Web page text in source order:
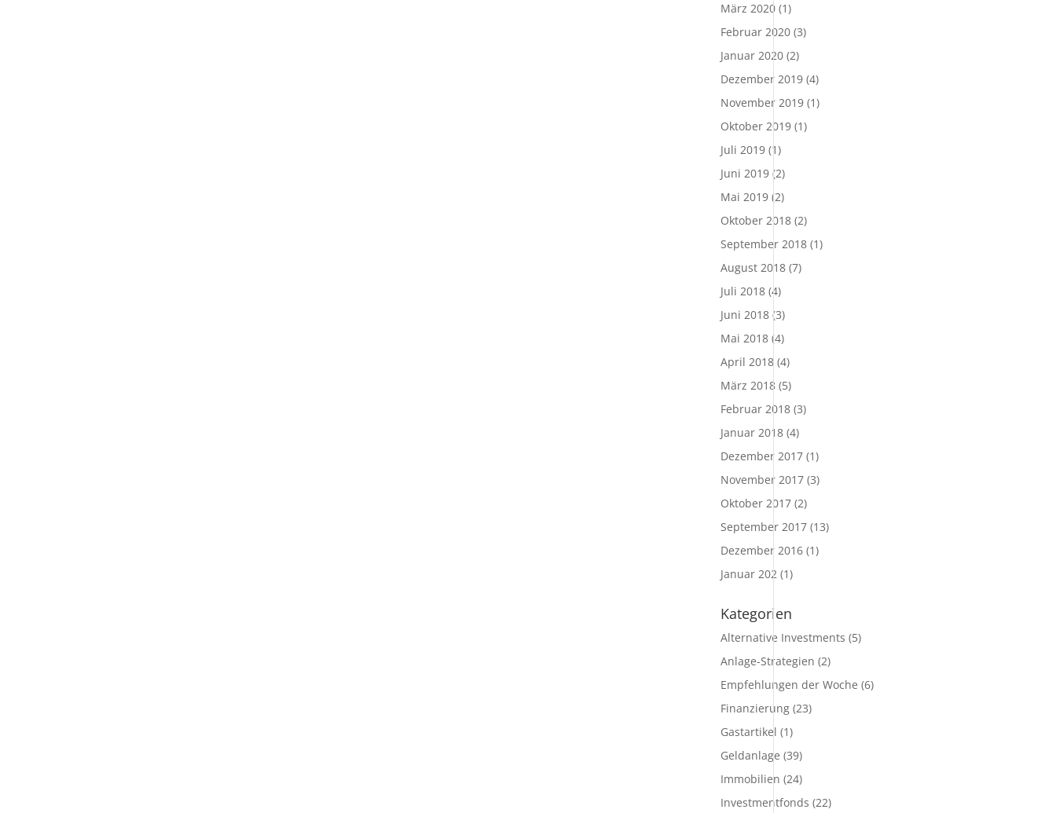
März 2020 (1)
Februar 2020 (3)
Januar 2020 (2)
Dezember 2019 (4)
November 2019 (1)
Oktober 2019 (1)
Juli 2019 (1)
Juni 2019 (2)
Mai 2019 (2)
Oktober 2018 (2)
September 2018 (1)
August 2018 (7)
Juli 2018 (4)
Juni 2018 (3)
Mai 2018 (4)
April 2018 (4)
März 2018 (5)
Februar 2018 (3)
Januar 2018 (4)
Dezember 2017 (1)
November 2017 (3)
Oktober 2017 (2)
September 2017 (13)
Dezember 2016 (1)
Januar 202 (1)
Kategorien
Alternative Investments (5)
Anlage-Strategien (2)
Empfehlungen der Woche (6)
Finanzierung (23)
Gastartikel (1)
Geldanlage (39)
Immobilien (24)
Investmentfonds (22)